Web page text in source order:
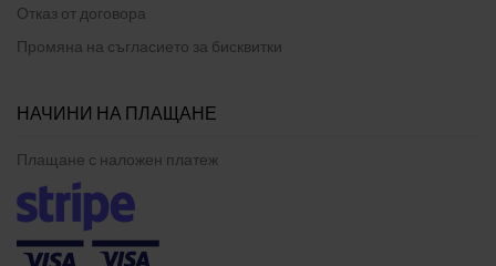
Отказ от договора
Промяна на съгласието за бисквитки
НАЧИНИ НА ПЛАЩАНЕ
Плащане с наложен платеж